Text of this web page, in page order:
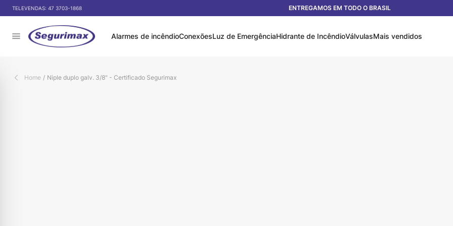
Pular para o conteúdo
TELEVENDAS: 47 3703-1868
DE DESCONTO NO PIX ENTREGAMOS EM TODO O BRASIL
Alarmes de incêndioConexõesLuz de EmergênciaHidrante de IncêndioVálvulasMais vendidos
Home / Niple duplo galv. 3/8" - Certificado Segurimax